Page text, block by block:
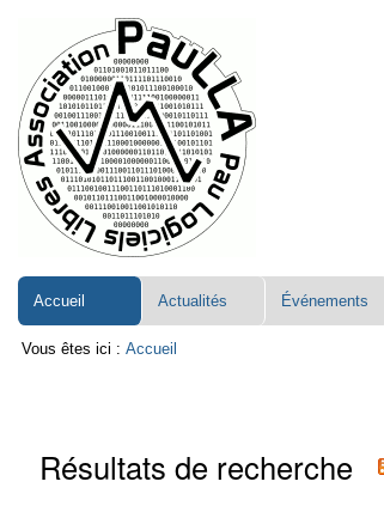
contenu.
Aller
à
la
navigation
Accueil Actualités Événements
Vous êtes ici : Accueil
Résultats de recherche